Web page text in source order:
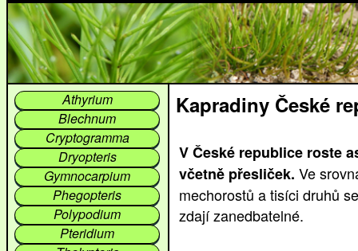
Kapradiny České
V České republice roste
včetně přesliček. Ve
mechorostů a tisíci druhů
zdají zanedbatelné.